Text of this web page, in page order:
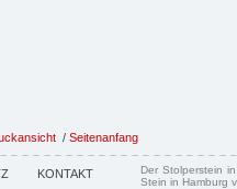
/ Seitenanfang
KONTAKT
Der Stolperstein
Stein in Hamburg